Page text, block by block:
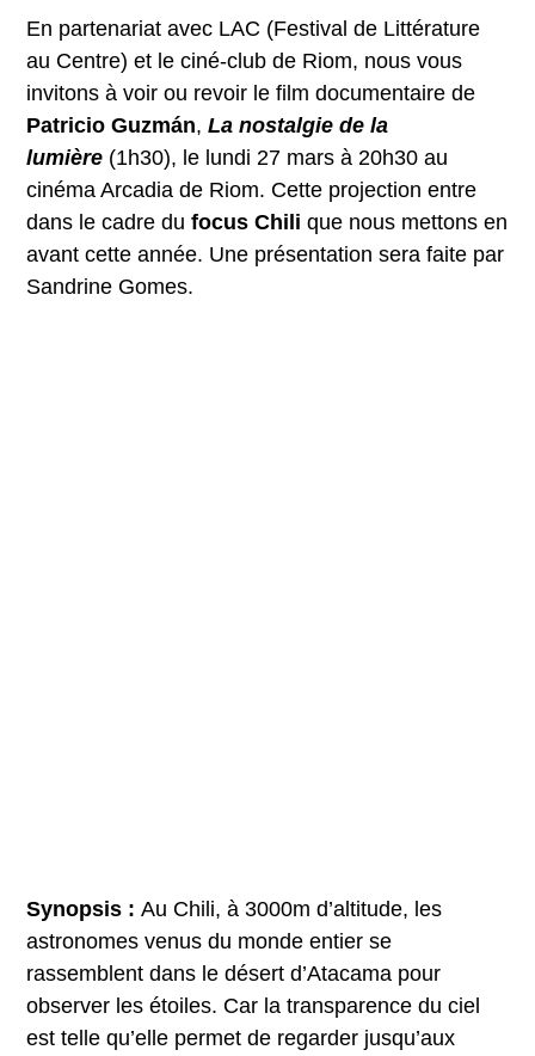
En partenariat avec LAC (Festival de Littérature
au Centre) et le ciné-club de Riom, nous vous
invitons à voir ou revoir le film documentaire de
Patricio Guzmán,La nostalgie de la
lumière (1h30), le lundi 27 mars à 20h30 au
cinéma Arcadia de Riom. Cette projection entre
dans le cadre dufocus Chilique nous mettons en
avant cette année. Une présentation sera faite par
Sandrine Gomes.
Synopsis : Au Chili, à 3000m d’altitude, les
astronomes venus du monde entier se
rassemblent dans le désert d’Atacama pour
observer les étoiles. Car la transparence du ciel
est telle qu’elle permet de regarder jusqu’aux